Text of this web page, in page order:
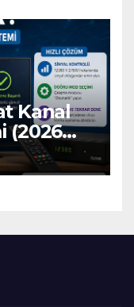
Kanal
(2026